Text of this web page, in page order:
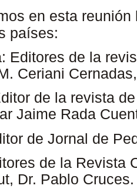
en esta
países:
Editores de la
Ceriani
de la revista
Jaime Rada
de Jornal de
de la Revista
Dr. Pablo